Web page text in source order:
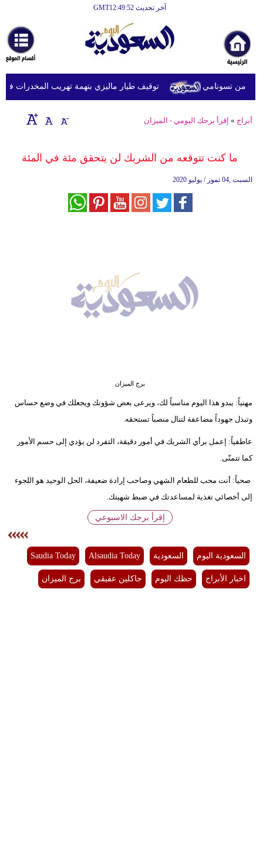
آخر تحديث GMT12:49:52
أخبارعاجلة
رياضة
ثقافة
إقتصاد
وموسيقى
مرأة
وتكنولوجيا
فيديو
سيارات
توقيف طيار ماليزي بتهمة تهريب المخدرات في
أبراج » إقرأ برجك اليومي - الميزان
ما كنت تتوقعه من الشريك لن يتحقق مئة في المئة
السبت ,04 تموز / يوليو 2020
برج الميزان
مهنياً: يبدو هذا اليوم مناسباً لك، ويرعى بعض شؤونك ويجعلك في وضع حساس
وتبذل جهوداً مضاعفة لتنال منصباً تستحقه.
عاطفياً: إعمل برأي الشريك في أمور دقيقة، التفرد لن يؤدي إلى حسم الأمور
كما تتمنّى.
صحياً: أنت محب للطعام الشهي وصاحب إرادة ضعيفة، الحل الوحيد هو اللجوء
إلى أخصائي تغذية لمساعدتك في ضبط شهيتك.
إقرأ برجك الاسبوعي
السعودية اليوم السعودية Alsaudia Today
Saudia Today
اخبار الأبراج حظك اليوم جاكلين عقيقي برج الميزان